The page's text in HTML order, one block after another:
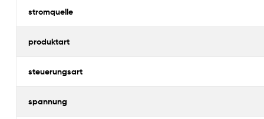
stromquelle
produktart
steuerungsart
spannung